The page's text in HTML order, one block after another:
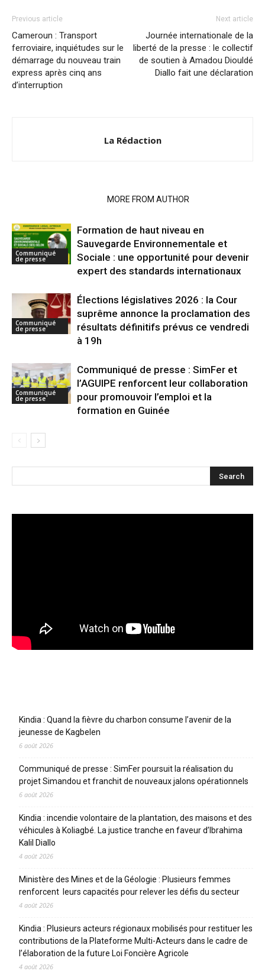
Previous article
Cameroun : Transport
ferroviaire, inquiétudes sur le
démarrage du nouveau train
express après cinq ans
d’interruption
Next article
Journée internationale de la
liberté de la presse : le collectif
de soutien à Amadou Diouldé
Diallo fait une déclaration
La Rédaction
MORE FROM AUTHOR
Communiqué
de presse
Formation de haut niveau en
Sauvegarde Environnementale et
Sociale : une opportunité pour devenir
expert des standards internationaux
Communiqué
de presse
Élections législatives 2026 : la Cour
suprême annonce la proclamation des
résultats définitifs prévus ce vendredi
à 19h
Communiqué
de presse
Communiqué de presse : SimFer et
l’AGUIPE renforcent leur collaboration
pour promouvoir l’emploi et la
formation en Guinée
Kindia : Quand la fièvre du charbon consume l’avenir de la
jeunesse de Kagbelen
6 août 2026
Communiqué de presse : SimFer poursuit la réalisation du
projet Simandou et franchit de nouveaux jalons opérationnels
6 août 2026
Kindia : incendie volontaire de la plantation, des maisons et des
véhicules à Koliagbé. La justice tranche en faveur d’Ibrahima
Kalil Diallo
4 août 2026
Ministère des Mines et de la Géologie : Plusieurs femmes
renforcent leurs capacités pour relever les défis du secteur
4 août 2026
Kindia : Plusieurs acteurs régionaux mobilisés pour restituer les
contributions de la Plateforme Multi-Acteurs dans le cadre de
l’élaboration de la future Loi Foncière Agricole
4 août 2026